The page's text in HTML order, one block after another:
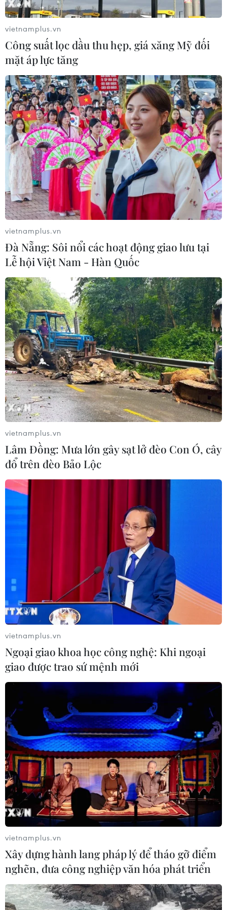
#Đại sứ Phạm Thị Kim Hoa
#Việt Nam-Brazil
#Kim ngạch thương mại
#Cán cân thương mại
#Công nghệ xanh
Brazil
Theo dõi VietnamPlus
TIN LIÊN QUAN
Khẳng định mối quan hệ hữu nghị hai
nước Việt Nam-Brazil
31/08/2021 09:39
Trong những năm qua, Việt Nam-Brazil luôn hỗ trợ lẫn
nhau, phục vụ phát triển kinh tế xã hội tại mỗi nước,
đồng thời phối hợp chặt chẽ tại các tổ chức quốc tế và
diễn đàn đa phương.
Hướng tới những cơ hội hợp tác mới cho
doanh nghiệp Việt Nam-Brazil
09/12/2021 03:56
Nhiều doanh nghiệp lớn của Brazil đang tìm kiếm cơ
hội hợp tác với Việt Nam trong các lĩnh vực như nông
nghiệp, thủy hải sản, dệt may, da giày, thực phẩm chế
biến, gỗ, thức ăn chăn nuôi, vật liệu.
vietnamplus.vn
Công suất lọc dầu thu hẹp, giá xăng Mỹ đối
mặt áp lực tăng
vietnamplus.vn
Đà Nẵng: Sôi nổi các hoạt động giao lưu tại
Lễ hội Việt Nam - Hàn Quốc
vietnamplus.vn
Lâm Đồng: Mưa lớn gây sạt lở đèo Con Ó, cây
đổ trên đèo Bảo Lộc
vietnamplus.vn
Ngoại giao khoa học công nghệ: Khi ngoại
giao được trao sứ mệnh mới
vietnamplus.vn
Xây dựng hành lang pháp lý để tháo gỡ điểm
nghẽn, đưa công nghiệp văn hóa phát triển